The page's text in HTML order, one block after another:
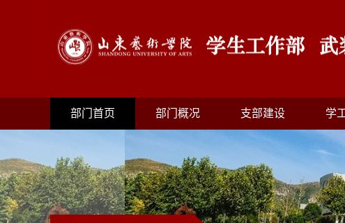
部门首页 部门概况 支部建设 学